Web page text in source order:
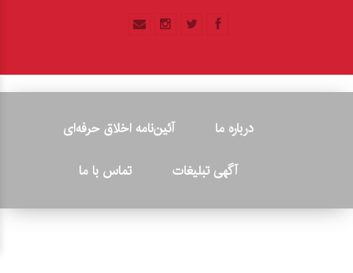
درباره ما
آئین‌نامه اخلاق حرفه‌ای
آگهی تبلیغات
تماس با ما